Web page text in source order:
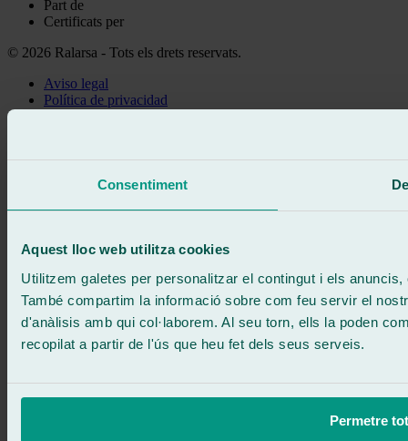
Consentiment
Aquest lloc web utilitza cookies
Utilitzem galetes per personalitzar el contingut i els
També compartim la informació sobre com feu servir el
d'anàlisis amb qui col·laborem. Al seu torn, ells la poden
recopilat a partir de l'ús que heu fet dels seus serveis.
Permetre
Part de
Certificats per
© 2026 Ralarsa - Tots els drets reservats.
Aviso legal
Política de privacidad
671 015 121
900 333 733
ATENCIÓ 24/7